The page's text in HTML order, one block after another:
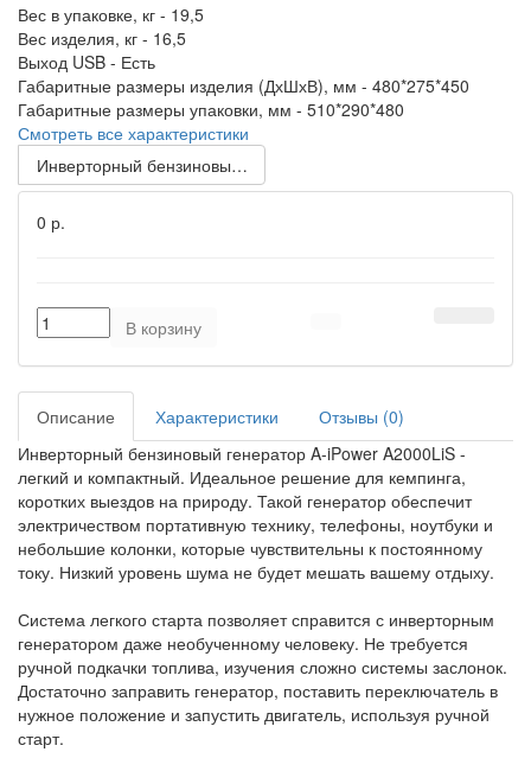
Вес в упаковке, кг - 19,5
Вес изделия, кг - 16,5
Выход USB - Есть
Габаритные размеры изделия (ДхШхВ), мм - 480*275*450
Габаритные размеры упаковки, мм - 510*290*480
Смотреть все характеристики
Инверторный бензиновый генератор A-iPower A3500i
0 р.
В корзину
Описание Характеристики
Отзывы (0)
Инверторный бензиновый генератор A-iPower A2000LiS -
легкий и компактный. Идеальное решение для кемпинга,
коротких выездов на природу. Такой генератор обеспечит
электричеством портативную технику, телефоны, ноутбуки и
небольшие колонки, которые чувствительны к постоянному
току. Низкий уровень шума не будет мешать вашему отдыху.
Система легкого старта позволяет справится с инверторным
генератором даже необученному человеку. Не требуется
ручной подкачки топлива, изучения сложно системы заслонок.
Достаточно заправить генератор, поставить переключатель в
нужное положение и запустить двигатель, используя ручной
старт.